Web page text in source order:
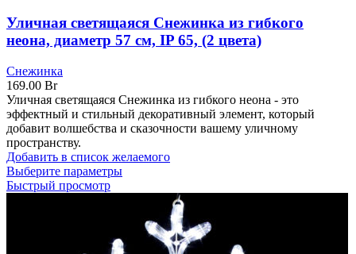
Уличная светящаяся Снежинка из гибкого
неона, диаметр 57 см, IP 65, (2 цвета)
Снежинка
169.00 Br
Уличная светящаяся Снежинка из гибкого неона - это
эффектный и стильный декоративный элемент, который
добавит волшебства и сказочности вашему уличному
пространству.
Добавить в список желаемого
Выберите параметры
Быстрый просмотр